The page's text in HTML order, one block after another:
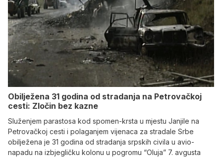
Obilježena 31 godina od stradanja na Petrovačkoj
cesti: Zločin bez kazne
Služenjem parastosa kod spomen-krsta u mjestu Janjile na
Petrovačkoj cesti i polaganjem vijenaca za stradale Srbe
obilježena je 31 godina od stradanja srpskih civila u avio-
napadu na izbjegličku kolonu u pogromu “Oluja” 7. avgusta